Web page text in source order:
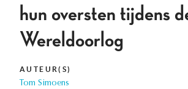
hun oversten tijdens
Wereldoorlog
AUTEUR(S)
Tom Simoens